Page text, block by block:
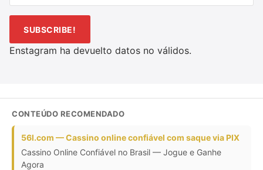
Enstagram ha devuelto datos no válidos.
CONTEÚDO RECOMENDADO
56l.com — Cassino online confiável com saque via PIX
Cassino Online Confiável no Brasil — Jogue e Ganhe
Agora